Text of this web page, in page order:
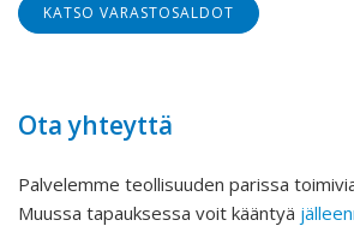
KATSO VARASTOSALDOT
Ota yhteyttä
Palvelemme teollisuuden parissa
Muussa tapauksessa voit kääntyä